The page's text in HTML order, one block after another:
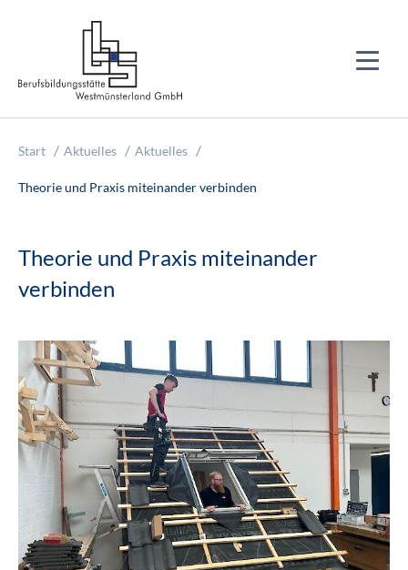
Start Aktuelles Aktuelles
Theorie und Praxis miteinander verbinden
Theorie und Praxis miteinander
verbinden